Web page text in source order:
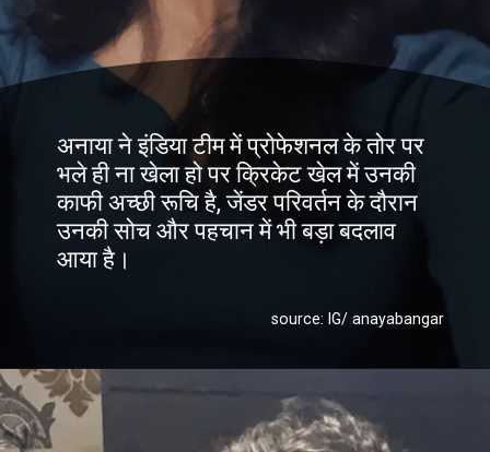
अनाया ने इंडिया टीम में प्रोफेशनल के तोर पर
भले ही ना खेला हो पर क्रिकेट खेल में उनकी
काफी अच्छी रूचि है, जेंडर परिवर्तन के दौरान
उनकी सोच और पहचान में भी बड़ा बदलाव
आया है।
source: IG/ anayabangar